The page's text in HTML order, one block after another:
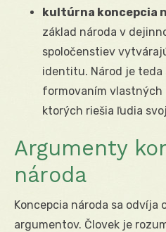
kultúrna koncepcia
základ národa v
spoločenstiev
identitu. Národ je teda
formovaním vlastných
ktorých riešia ľudia
Argumenty
národa
Koncepcia národa sa odvíja
argumentov. Človek je